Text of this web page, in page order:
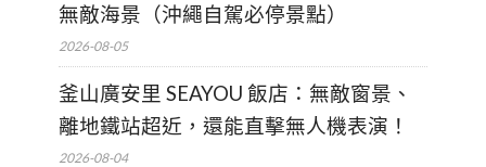
無敵海景（沖繩自駕必停景點）
2026-08-05
釜山廣安里 SEAYOU 飯店：無敵窗景、
離地鐵站超近，還能直擊無人機表演！
2026-08-04